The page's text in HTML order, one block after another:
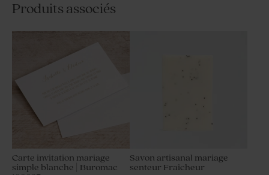
Produits associés
Carte invitation mariage
simple blanche | Buromac
Savon artisanal mariage
senteur Fraîcheur